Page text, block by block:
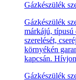
Gázkészülék
Gázkészülék
márkájú, típusú
szerelését,
környékén
kapcsán.
Gázkészülék